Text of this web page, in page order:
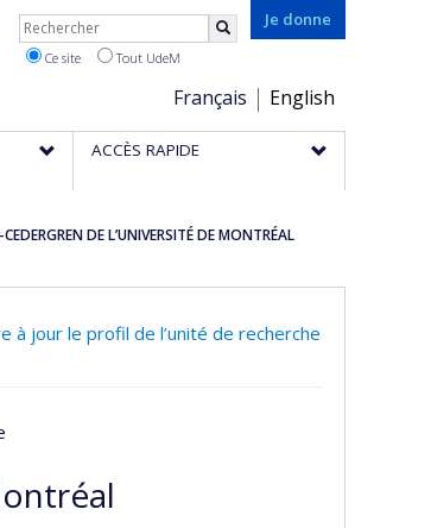
Je donne
Choix
de
la
Français English
Rechercher
Ce site Tout UdeM
ACCÈS RAPIDE
DE L’UNIVERSITÉ DE MONTRÉAL
à jour le profil de l’unité de recherche